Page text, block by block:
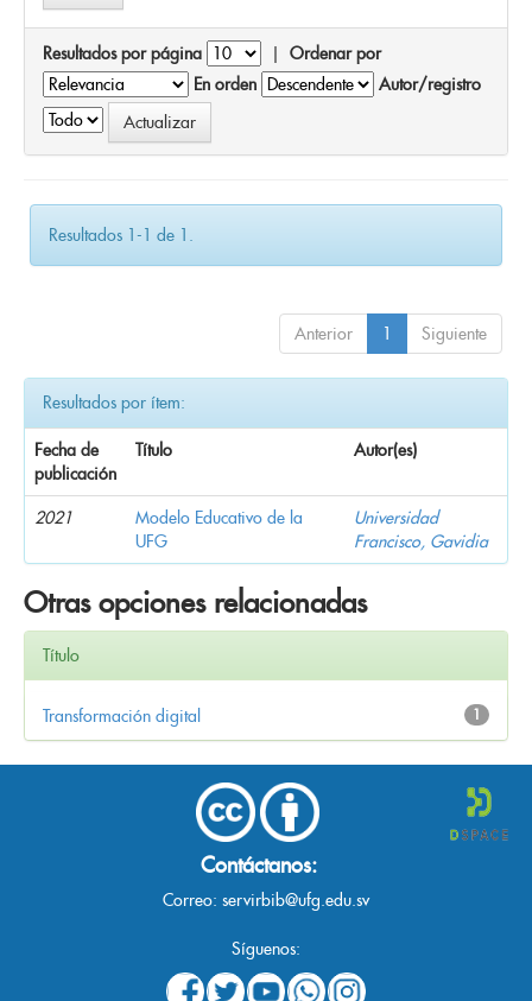
Resultados por página | Ordenar por
En orden
Autor/registro
Resultados 1-1 de 1.
Anterior 1 Siguiente
Resultados por ítem:
Fecha de
publicación
Título Autor(es)
2021
Modelo Educativo de la
UFG
Universidad
Francisco, Gavidia
Otras opciones relacionadas
Título
1
Transformación digital
Contáctanos:
Correo: servirbib@ufg.edu.sv
Síguenos: